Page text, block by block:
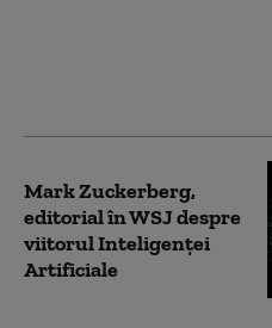
Mark Zuckerberg,
editorial în WSJ despre
viitorul Inteligenței
Artificiale